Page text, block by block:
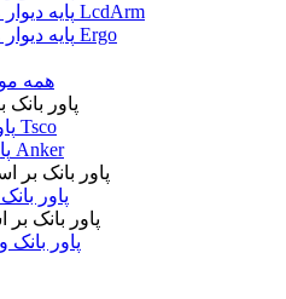
پایه دیوار مانیتور LcdArm
پایه دیوار مانیتور Ergo
همه
پاور
پاور بانک Tsco
پاوربانک Anker
پاور بانک
پاور بانک 10000
پاور بانک
پاور بانک